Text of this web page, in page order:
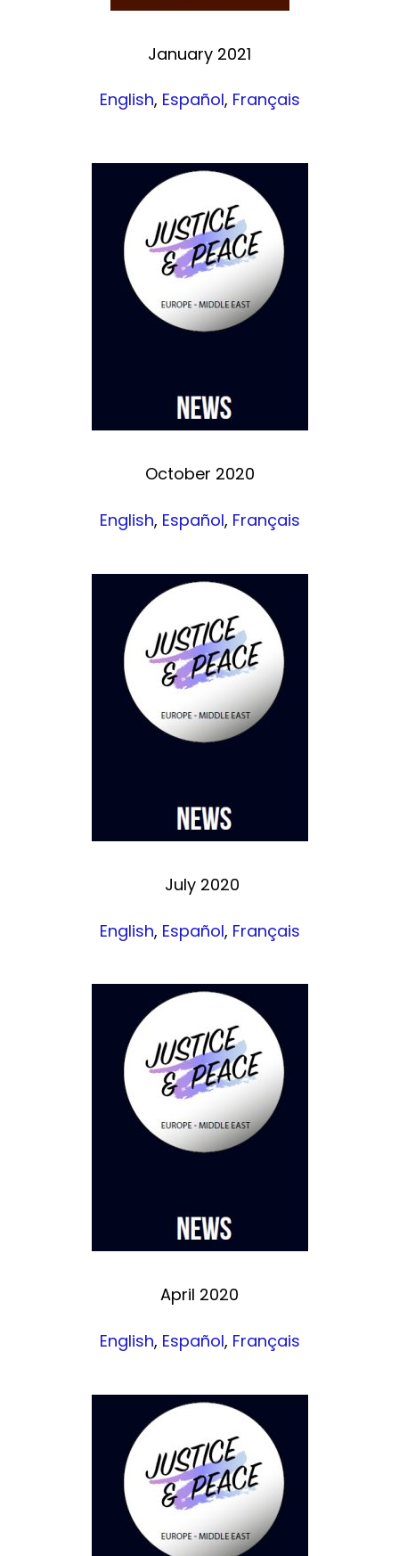
January 2021
English, Español, Français
October 2020
English, Español, Français
July 2020
English, Español, Français
April 2020
English, Español, Français